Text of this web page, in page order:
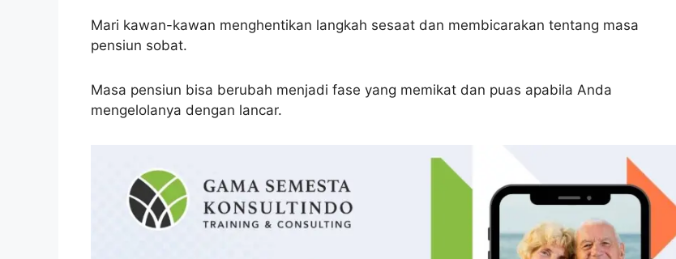
Mari kawan-kawan menghentikan langkah sesaat dan membicarakan tentang masa
pensiun sobat.
Masa pensiun bisa berubah menjadi fase yang memikat dan puas apabila Anda
mengelolanya dengan lancar.